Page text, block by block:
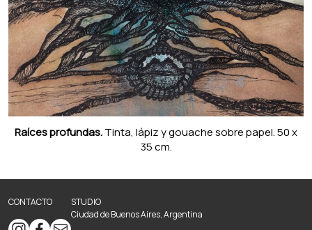
Raíces profundas.Tinta, lápiz y gouache sobre papel. 50 x
35 cm.
CONTACTO
STUDIO
Ciudad de Buenos Aires, Argentina